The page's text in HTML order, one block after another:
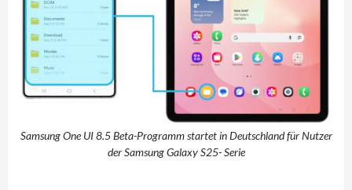
Samsung One UI 8.5 Beta-Programm startet in Deutschland für Nutzer
der Samsung Galaxy S25- Serie